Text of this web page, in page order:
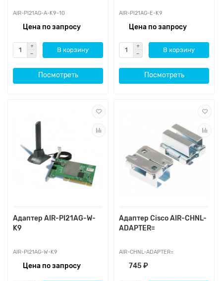
AIR-PI21AG-A-K9-10
Цена по запросу
В корзину
Посмотреть
AIR-PI21AG-E-K9
Цена по запросу
В корзину
Посмотреть
Адаптер AIR-PI21AG-W-
K9
AIR-PI21AG-W-K9
Цена по запросу
Адаптер Cisco AIR-CHNL-
ADAPTER=
AIR-CHNL-ADAPTER=
745 ₽